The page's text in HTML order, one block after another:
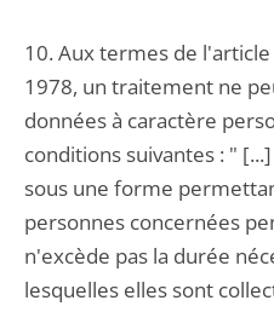
10. Aux termes de
1978, un traitement ne
données à caractère
conditions suivantes : "
sous une forme
personnes concernées
n'excède pas la durée
lesquelles elles sont